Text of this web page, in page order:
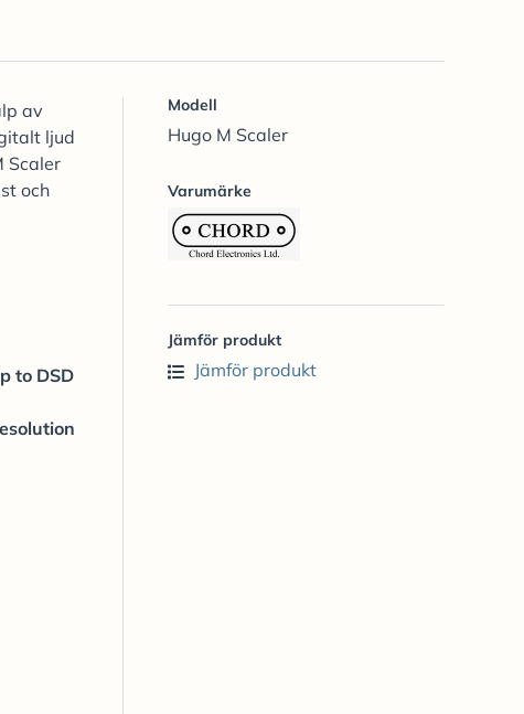
av
ljud
Scaler
och
to DSD
Modell
Hugo M Scaler
Varumärke
Jämför produkt
Jämför produkt